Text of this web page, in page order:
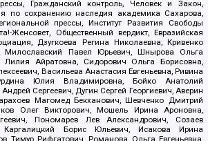
Гражданский контроль, Человек и Закон,
по сохранению наследия академика Сахарова,
прессы, Институт Развития Свободы
Женсовет, Общественный вердикт, Евразийская
Дзугкоева Регина Николаевна, Кривенко
Милославский Павел Юрьевич, Шнырова Ольга
Айратовна, Сидорович Ольга Борисовна,
Васильева Анастасия Евгеньевна, Ривина
Юлия Владимировна, Бойко Анатолий
Сергеевич, Дугин Сергей Георгиевич, Аверин
Магомед Бекханович, Шевченко Дмитрий
Олег Викторович, Мошель Ирина Ароновна,
Пономарев Лев Александрович, Созаев
Каргалицкий Борис Юльевич, Исакова Ирина
Тимур Рифгатович, Романова Ольга Евгеньевна,